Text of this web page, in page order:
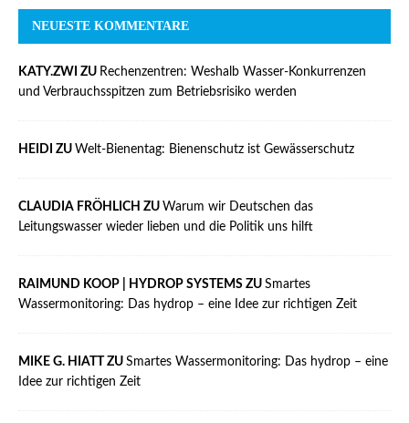
NEUESTE KOMMENTARE
KATY.ZWI ZU Rechenzentren: Weshalb Wasser-Konkurrenzen
und Verbrauchsspitzen zum Betriebsrisiko werden
HEIDI ZU Welt-Bienentag: Bienenschutz ist Gewässerschutz
CLAUDIA FRÖHLICH ZU Warum wir Deutschen das
Leitungswasser wieder lieben und die Politik uns hilft
RAIMUND KOOP | HYDROP SYSTEMS ZU Smartes
Wassermonitoring: Das hydrop – eine Idee zur richtigen Zeit
MIKE G. HIATT ZU Smartes Wassermonitoring: Das hydrop – eine
Idee zur richtigen Zeit